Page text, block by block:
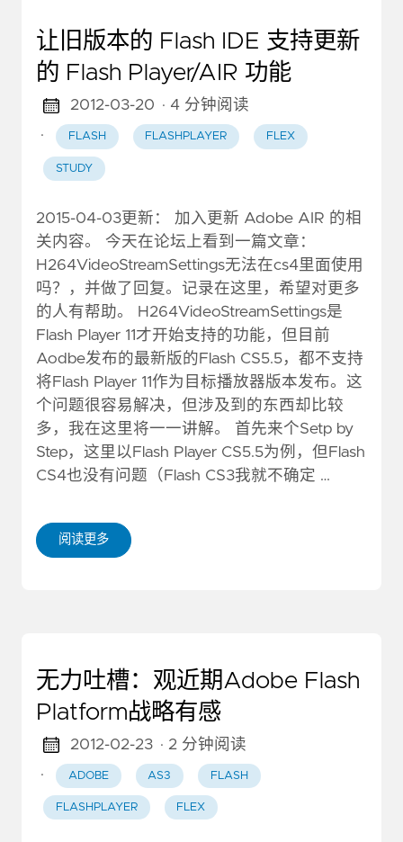
让旧版本的 Flash IDE 支持更新
的 Flash Player/AIR 功能
2012-03-20 · 4 分钟阅读
·
FLASH FLASHPLAYER FLEX
STUDY
2015-04-03更新： 加入更新 Adobe AIR 的相
关内容。 今天在论坛上看到一篇文章：
H264VideoStreamSettings无法在cs4里面使用
吗？，并做了回复。记录在这里，希望对更多
的人有帮助。 H264VideoStreamSettings是
Flash Player 11才开始支持的功能，但目前
Aodbe发布的最新版的Flash CS5.5，都不支持
将Flash Player 11作为目标播放器版本发布。这
个问题很容易解决，但涉及到的东西却比较
多，我在这里将一一讲解。 首先来个Setp by
Step，这里以Flash Player CS5.5为例，但Flash
CS4也没有问题（Flash CS3我就不确定 …
阅读更多
无力吐槽：观近期Adobe Flash
Platform战略有感
2012-02-23 · 2 分钟阅读
·
ADOBE AS3 FLASH
FLASHPLAYER FLEX